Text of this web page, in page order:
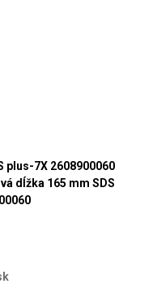
plus-7X 2608900060
dĺžka 165 mm SDS